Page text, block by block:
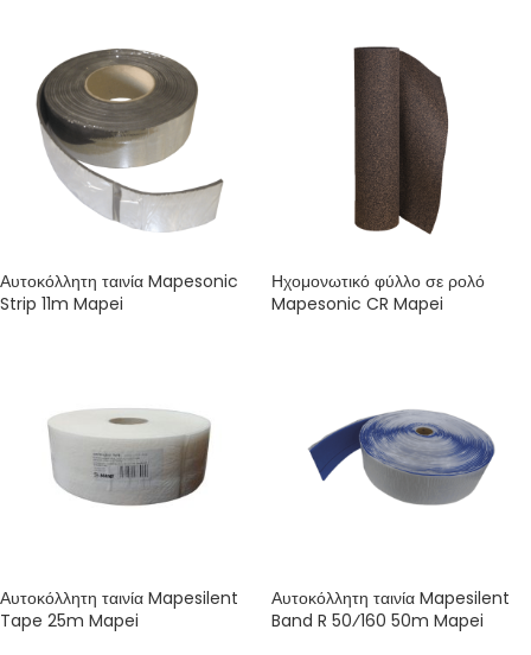
Αυτοκόλλητη ταινία Mapesonic
Strip 11m Mapei
Ηχομονωτικό φύλλο σε ρολό
Mapesonic CR Mapei
Αυτοκόλλητη ταινία Mapesilent
Tape 25m Mapei
Αυτοκόλλητη ταινία Mapesilent
Band R 50⁄160 50m Mapei